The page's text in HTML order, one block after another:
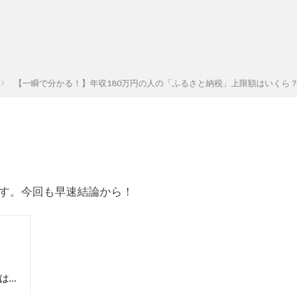
【一瞬で分かる！】年収180万円の人の「ふるさと納税」上限額はいくら？
。今回も早速結論から！
…